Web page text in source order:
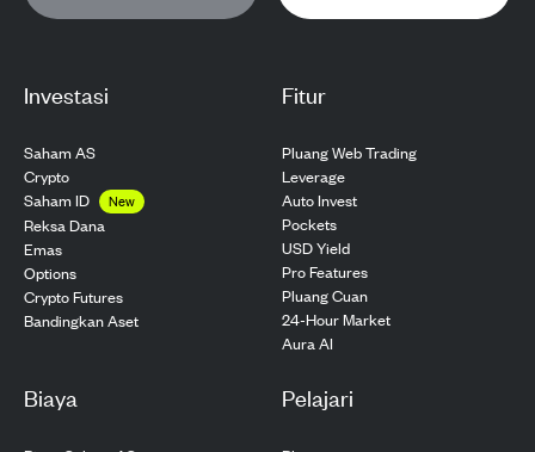
Investasi
Saham AS
Crypto
Saham ID
New
Reksa Dana
Emas
Options
Crypto Futures
Bandingkan Aset
Fitur
Pluang Web Trading
Leverage
Auto Invest
Pockets
USD Yield
Pro Features
Pluang Cuan
24-Hour Market
Aura AI
Biaya Pelajari